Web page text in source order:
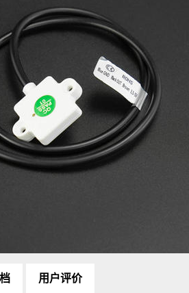
用户评价